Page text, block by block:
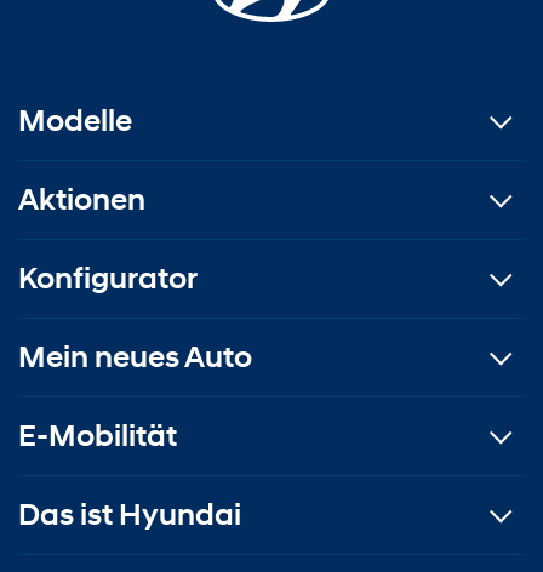
Modelle
Aktionen
Konfigurator
Mein neues Auto
E-Mobilität
Das ist Hyundai